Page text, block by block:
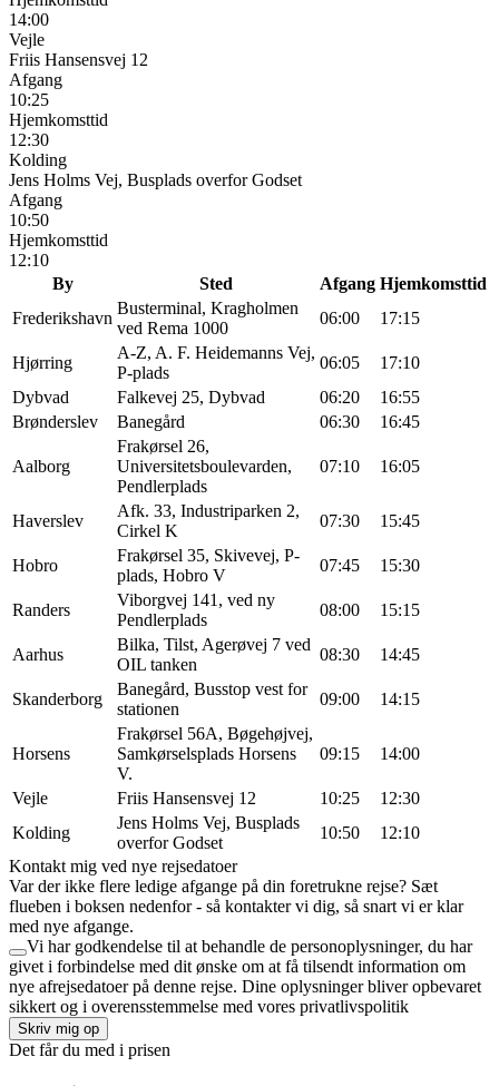
14:00
Vejle
Friis Hansensvej 12
Afgang
10:25
Hjemkomsttid
12:30
Kolding
Jens Holms Vej, Busplads overfor Godset
Afgang
10:50
Hjemkomsttid
12:10
By
Sted Afgang Hjemkomsttid
Frederikshavn
Busterminal, Kragholmen
ved Rema 1000
06:00 17:15
Hjørring
A-Z, A. F. Heidemanns Vej,
P-plads
06:05
17:10
Dybvad
Falkevej 25, Dybvad 06:20
16:55
Brønderslev
Banegård 06:30 16:45
Aalborg
Frakørsel 26,
Universitetsboulevarden,
Pendlerplads
07:10 16:05
Haverslev
Afk. 33, Industriparken 2,
Cirkel K
07:30 15:45
Hobro
Frakørsel 35, Skivevej, P-
plads, Hobro V
07:45 15:30
Randers
Viborgvej 141, ved ny
Pendlerplads
08:00 15:15
Aarhus
Bilka, Tilst, Agerøvej 7 ved
OIL tanken
08:30 14:45
Skanderborg
Banegård, Busstop vest for
stationen
09:00 14:15
Horsens
Frakørsel 56A, Bøgehøjvej,
Samkørselsplads Horsens
V.
09:15 14:00
Vejle Friis Hansensvej 12 10:25
12:30
Kolding
Jens Holms Vej, Busplads
overfor Godset
10:50
12:10
Kontakt mig ved nye rejsedatoer
Var der ikke flere ledige afgange på din foretrukne rejse? Sæt
flueben i boksen nedenfor - så kontakter vi dig, så snart vi er klar
med nye afgange.
Vi har godkendelse til at behandle de personoplysninger, du har
givet i forbindelse med dit ønske om at få tilsendt information om
nye afrejsedatoer på denne rejse. Dine oplysninger bliver opbevaret
sikkert og i overensstemmelse med vores privatlivspolitik
Skriv mig op
Det får du med i prisen